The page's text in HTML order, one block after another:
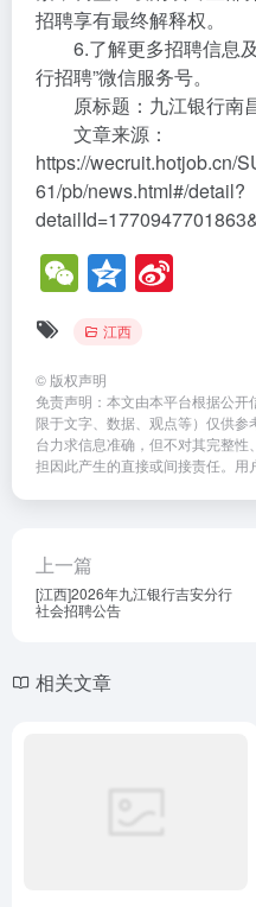
招聘享有最终解释权。
6.了解更多招聘信息及
行招聘”微信服务号。
原标题：九江银行南
文章来源：
https://wecruit.hotjob.cn/
61/pb/news.html#/detail?
W
e
C
h
at
Q
z
o
n
e
W
ei
b
o
江西
© 版权声明
免责声明：本文由本平台根据公
限于文字、数据、观点等）仅供
台力求信息准确，但不对其完整
担因此产生的直接或间接责任。用
上一篇
[江西]2026年九江银行吉安分行
社会招聘公告
相关文章